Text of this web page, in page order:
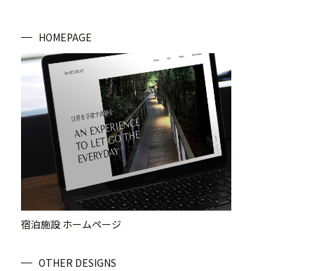
HOMEPAGE
宿泊施設 ホームページ
OTHER DESIGNS